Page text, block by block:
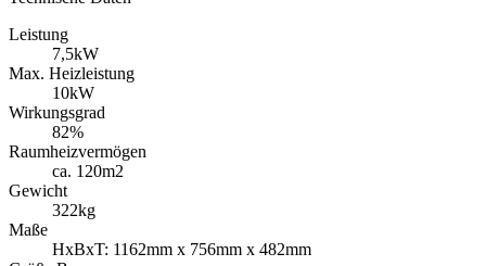
Leistung
7,5kW
Max. Heizleistung
10kW
Wirkungsgrad
82%
Raumheizvermögen
ca. 120m2
Gewicht
322kg
Maße
HxBxT: 1162mm x 756mm x 482mm